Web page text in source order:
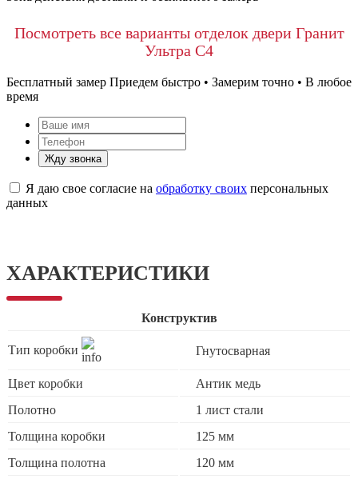
Посмотреть все варианты отделок двери Гранит
Ультра С4
Бесплатный замер Приедем быстро • Замерим точно • В любое
время
Жду звонка
Я даю свое согласие на обработку своих персональных
данных
ХАРАКТЕРИСТИКИ
Конструктив
Тип коробки Гнутосварная
Цвет коробки
Антик медь
Полотно
1 лист стали
Толщина коробки
125 мм
Толщина полотна
120 мм